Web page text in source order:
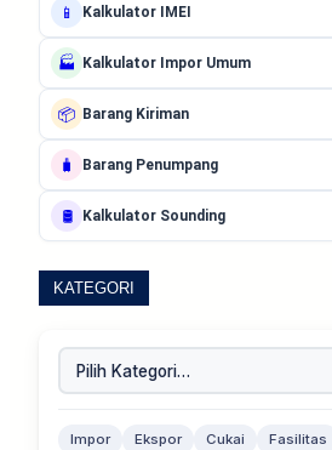
📱 Kalkulator IMEI
🏭 Kalkulator Impor Umum
📦 Barang Kiriman
🧳 Barang Penumpang
🛢️ Kalkulator Sounding
KATEGORI
Impor Ekspor Cukai Fasilitas